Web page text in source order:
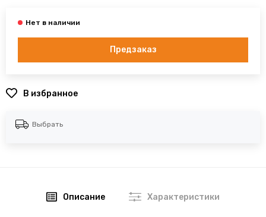
Предзаказ
В избранное
Выбрать
Описание Характеристики